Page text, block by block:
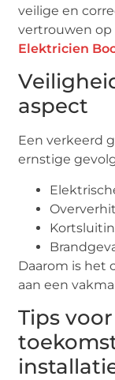
veilige en
vertrouwen op
Elektricien
aspect
Een verkeerd
ernstige
Daarom is het
aan een
Tips